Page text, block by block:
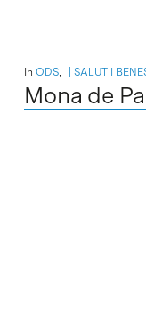
In ODS, SALUT I
Mona de